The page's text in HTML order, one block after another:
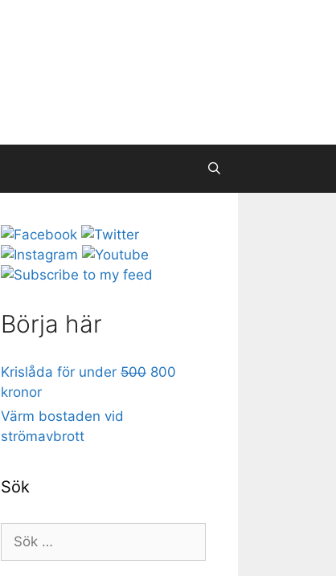
Börja här
Krislåda för under 500 800
kronor
Värm bostaden vid
strömavbrott
Sök
Sök
efter: